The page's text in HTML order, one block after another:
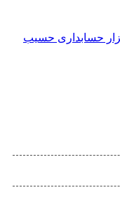
حسابداری حسیب